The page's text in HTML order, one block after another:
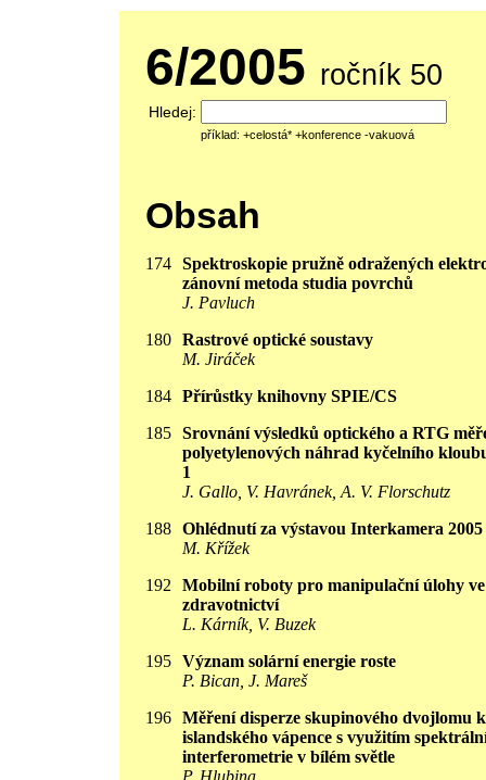
6/2005 ročník 50
Hledej:
příklad: +celostá* +konference -vakuová
Obsah
174 Spektroskopie pružně odražených
zánovní metoda studia povrchů
J. Pavluch
180 Rastrové optické soustavy
M. Jiráček
184 Přírůstky knihovny SPIE/CS
185 Srovnání výsledků optického a RTG
polyetylenových náhrad kyčelního
1
J. Gallo, V. Havránek, A. V. Florschutz
188 Ohlédnutí za výstavou Interkamera 2005
M. Křížek
192
Mobilní roboty pro manipulační úlohy ve
zdravotnictví
L. Kárník, V. Buzek
195 Význam solární energie roste
P. Bican, J. Mareš
196 Měření disperze skupinového dvojlomu
islandského vápence s využitím
interferometrie v bílém světle
P. Hlubina